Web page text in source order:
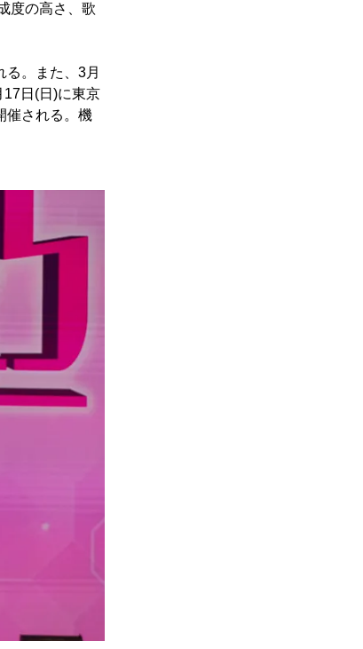
度の高さ、歌
。また、3月
日(日)に東京
催される。機